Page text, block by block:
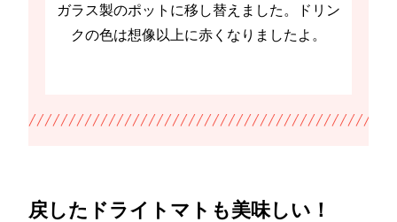
ガラス製のポットに移し替えました。ドリン
クの色は想像以上に赤くなりましたよ。
戻したドライトマトも美味しい！